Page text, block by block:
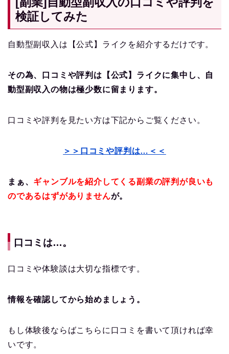
検証してみた
自動型副収入は【公式】ライクを紹介するだけです。
その為、口コミや評判は【公式】ライクに集中し、自
動型副収入の物は極少数に留まります。
口コミや評判を見たい方は下記からご覧ください。
＞＞口コミや評判は…＜＜
まぁ、 ギャンブルを紹介してくる副業の評判が良いも
のであるはずがありませんが。
口コミは…。
口コミや体験談は大切な指標です。
情報を確認してから始めましょう。
もし体験後ならばこちらに口コミを書いて頂ければ幸
いです。